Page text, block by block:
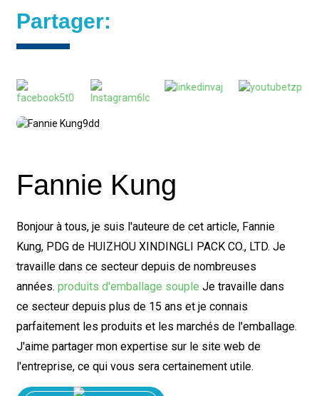
Partager:
Fannie Kung
Bonjour à tous, je suis l'auteure de cet article, Fannie
Kung, PDG de HUIZHOU XINDINGLI PACK CO., LTD. Je
travaille dans ce secteur depuis de nombreuses
années. produits d'emballage souple Je travaille dans
ce secteur depuis plus de 15 ans et je connais
parfaitement les produits et les marchés de l'emballage.
J'aime partager mon expertise sur le site web de
l'entreprise, ce qui vous sera certainement utile.